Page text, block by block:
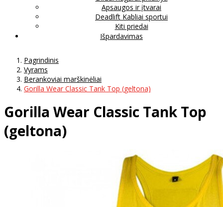
Apsaugos ir įtvarai
Deadlift Kabliai sportui
Kiti priedai
Išpardavimas
Pagrindinis
Vyrams
Berankoviai marškinėliai
Gorilla Wear Classic Tank Top (geltona)
Gorilla Wear Classic Tank Top
(geltona)